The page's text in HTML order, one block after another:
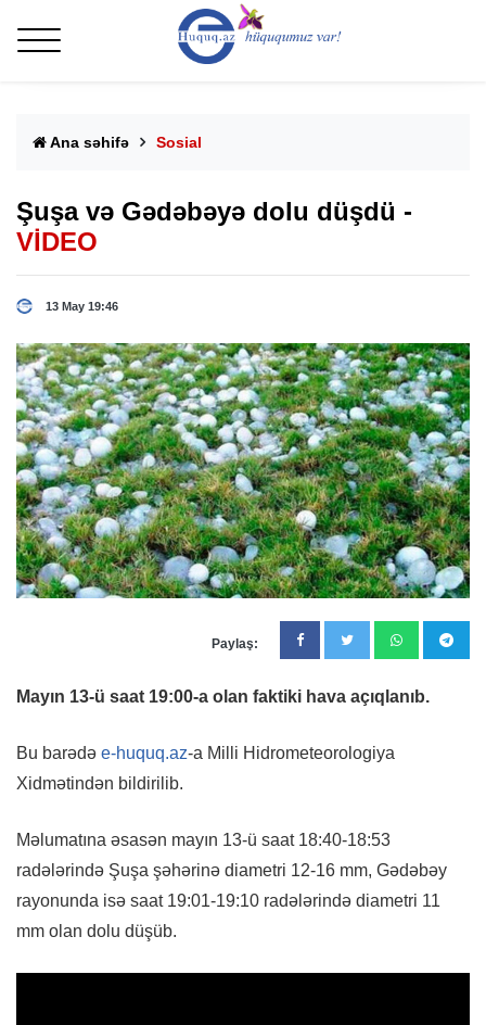
Ana səhifə Sosial
Şuşa və Gədəbəyə dolu düşdü -
VİDEO
13 May 19:46
Paylaş:
Mayın 13-ü saat 19:00-a olan faktiki hava açıqlanıb.
Bu barədə e-huquq.az-a Milli Hidrometeorologiya
Xidmətindən bildirilib.
Məlumatına əsasən mayın 13-ü saat 18:40-18:53
radələrində Şuşa şəhərinə diametri 12-16 mm, Gədəbəy
rayonunda isə saat 19:01-19:10 radələrində diametri 11
mm olan dolu düşüb.